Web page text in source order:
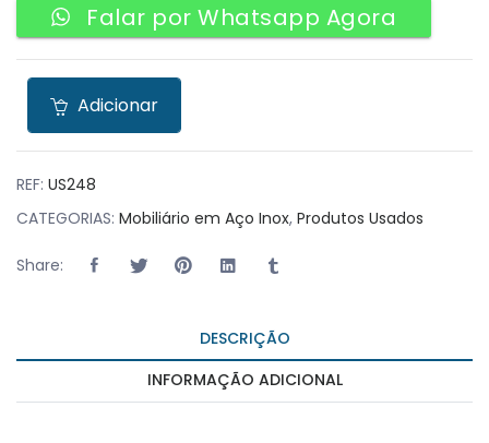
Falar por Whatsapp Agora
Adicionar
REF: US248
CATEGORIAS: Mobiliário em Aço Inox, Produtos Usados
Share:
DESCRIÇÃO
INFORMAÇÃO ADICIONAL